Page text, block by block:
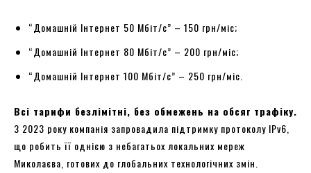
“Домашній Інтернет 50 Мбіт/с” – 150 грн/міс;
“Домашній Інтернет 80 Мбіт/с” – 200 грн/міс;
“Домашній Інтернет 100 Мбіт/с” – 250 грн/міс.
Всі тарифи безлімітні, без обмежень на обсяг трафіку.
З 2023 року компанія запровадила підтримку протоколу IPv6,
що робить її однією з небагатьох локальних мереж
Миколаєва, готових до глобальних технологічних змін.